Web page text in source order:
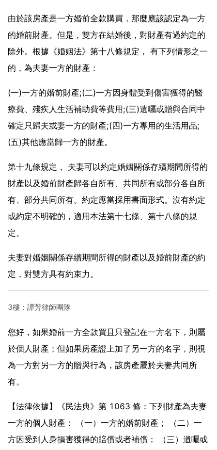
由於該房產是一方婚前全款購買，那麼應該認定為一方
的婚前財產。但是，雙方在結婚後，對財產有過約定的
除外。根據《婚姻法》第十八條規定， 有下列情形之一
的，為夫妻一方的財產：
(一)一方的婚前財產;(二)一方因身體受到傷害獲得的醫
療費、殘疾人生活補助費等費用;(三)遺囑或贈與合同中
確定只歸夫或妻一方的財產;(四)一方專用的生活用品;
(五)其他應當歸一方的財產。
第十九條規定， 夫妻可以約定婚姻關係存續期間所得的
財產以及婚前財產歸各自所有、共同所有或部分各自所
有、部分共同所有。約定應當採用書面形式。沒有約定
或約定不明確的，適用本法第十七條、第十八條的規
定。
夫妻對婚姻關係存續期間所得的財產以及婚前財產的約
定，對雙方具有約束力。
3樓：譚芳律師團隊
您好，如果婚前一方全款買且只登記在一方名下，則屬
於個人財產；但如果房產證上加了另一方的名字，則視
為一方對另一方的贈與行為，該房產屬於夫妻共同所
有。
【法律依據】《民法典》第 1063 條：下列財產為夫妻
一方的個人財產： （一）一方的婚前財產； （二）一
方因受到人身損害獲得的賠償或者補償； （三）遺囑或